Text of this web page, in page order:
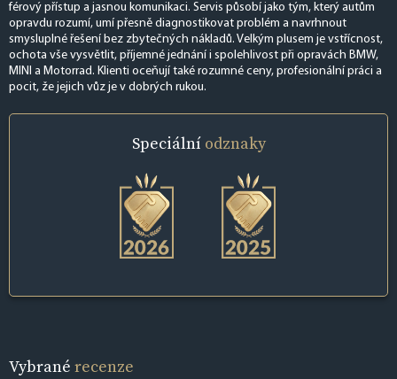
férový přístup a jasnou komunikaci. Servis působí jako tým, který autům
opravdu rozumí, umí přesně diagnostikovat problém a navrhnout
smysluplné řešení bez zbytečných nákladů. Velkým plusem je vstřícnost,
ochota vše vysvětlit, příjemné jednání i spolehlivost při opravách BMW,
MINI a Motorrad. Klienti oceňují také rozumné ceny, profesionální práci a
pocit, že jejich vůz je v dobrých rukou.
Speciální odznaky
Vybrané recenze